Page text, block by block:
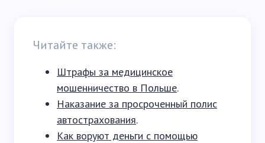
Читайте также:
Штрафы за медицинское
мошенничество в Польше.
Наказание за просроченный полис
автострахования.
Как воруют деньги с помощью